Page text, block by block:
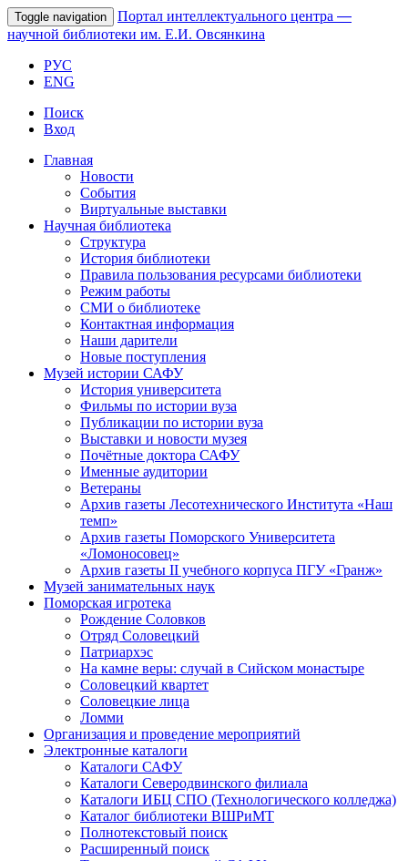
Toggle navigation Портал интеллектуального центра —
научной библиотеки им. Е.И. Овсянкина
РУС
ENG
Поиск
Вход
Главная
Новости
События
Виртуальные выставки
Научная библиотека
Структура
История библиотеки
Правила пользования ресурсами библиотеки
Режим работы
СМИ о библиотеке
Контактная информация
Наши дарители
Новые поступления
Музей истории САФУ
История университета
Фильмы по истории вуза
Публикации по истории вуза
Выставки и новости музея
Почётные доктора САФУ
Именные аудитории
Ветераны
Архив газеты Лесотехнического Института «Наш
темп»
Архив газеты Поморского Университета
«Ломоносовец»
Архив газеты II учебного корпуса ПГУ «Гранж»
Музей занимательных наук
Поморская игротека
Рождение Соловков
Отряд Соловецкий
Патриархэс
На камне веры: случай в Сийском монастыре
Соловецкий квартет
Соловецкие лица
Ломми
Организация и проведение мероприятий
Электронные каталоги
Каталоги САФУ
Каталоги Северодвинского филиала
Каталоги ИБЦ СПО (Технологического колледжа)
Каталог библиотеки ВШРиМТ
Полнотекстовый поиск
Расширенный поиск